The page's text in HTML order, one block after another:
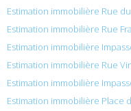
Estimation immobilière Rue
Estimation immobilière Rue
Estimation immobilière
Estimation immobilière Rue
Estimation immobilière
Estimation immobilière Place